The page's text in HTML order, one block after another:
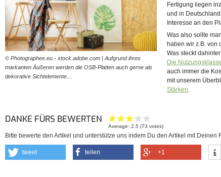
© Photographee.eu - stock.adobe.com | Aufgrund ihres
markanten Äußeren werden die OSB-Platten auch gerne als
dekorative Sichtelemente…
Fertigung liegen
und in
Interesse an den
Was also sollte
haben wir z.B. von
Was steckt
Die
auch immer die
mit unserem
Stärken.
DANKE FÜRS BEWERTEN
Average:2.5 (73 votes)
Bitte bewerte den Artikel und unterstütze uns indem Du den Artikel mit Deinen
tweet teilen +1